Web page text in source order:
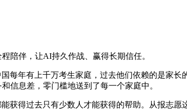
陪伴，让AI持久作战、赢得长期信任。
每年有上千万考生家庭，过去他们依赖的是家
信息差，零门槛地送到了每一个家庭中。
获得过去只有少数人才能获得的帮助。从报志